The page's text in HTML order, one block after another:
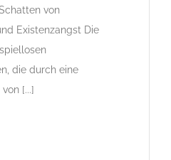
von
Existenzangst Die
die durch eine
[...]